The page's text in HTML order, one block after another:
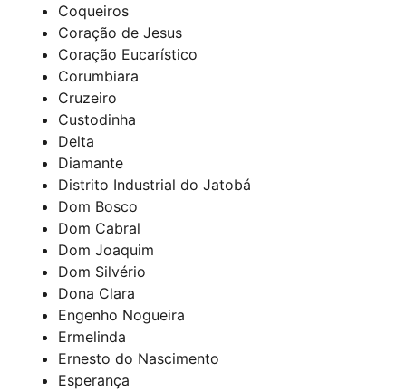
Coqueiros
Coração de Jesus
Coração Eucarístico
Corumbiara
Cruzeiro
Custodinha
Delta
Diamante
Distrito Industrial do Jatobá
Dom Bosco
Dom Cabral
Dom Joaquim
Dom Silvério
Dona Clara
Engenho Nogueira
Ermelinda
Ernesto do Nascimento
Esperança